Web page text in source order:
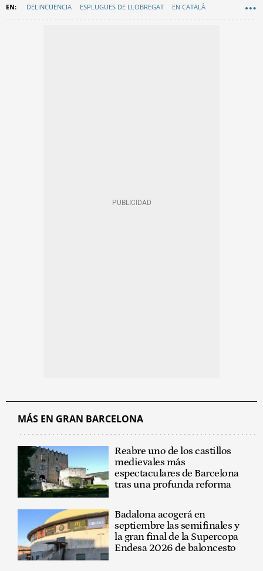
DELINCUENCIA ESPLUGUES DE LLOBREGAT EN CATALÀ
MÁS EN GRAN BARCELONA
Reabre uno de los castillos
medievales más
espectaculares de Barcelona
tras una profunda reforma
Badalona acogerá en
septiembre las semifinales y
la gran final de la Supercopa
Endesa 2026 de baloncesto